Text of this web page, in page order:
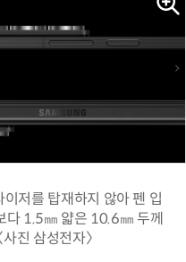
저를 탑재하지 않아 펜 입
다 1.5㎜ 얇은 10.6㎜ 두께
진 삼성전자〉